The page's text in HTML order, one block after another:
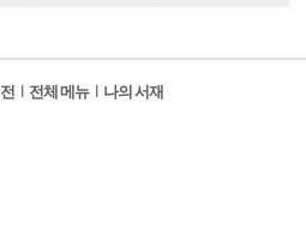
l 전체 메뉴 l 나의 서재